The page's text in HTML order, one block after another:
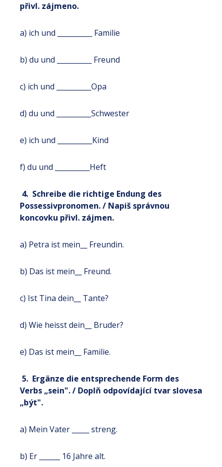
přivl. zájmeno.
a) ich und __________ Familie
b) du und __________ Freund
c) ich und __________Opa
d) du und __________Schwester
e) ich und __________Kind
f) du und __________Heft
4. Schreibe die richtige Endung des
Possessivpronomen. / Napiš správnou
koncovku přivl. zájmen.
a) Petra ist mein__ Freundin.
b) Das ist mein__ Freund.
c) Ist Tina dein__ Tante?
d) Wie heisst dein__ Bruder?
e) Das ist mein__ Familie.
5. Ergänze die entsprechende Form des
Verbs „sein". / Doplň odpovídající tvar slovesa
„být".
a) Mein Vater _____ streng.
b) Er ______ 16 Jahre alt.